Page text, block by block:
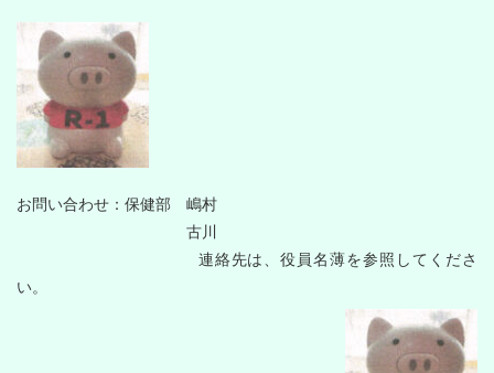
お問い合わせ：保健部 嶋村
古川
連絡先は、役員名薄を参照してくださ
い。